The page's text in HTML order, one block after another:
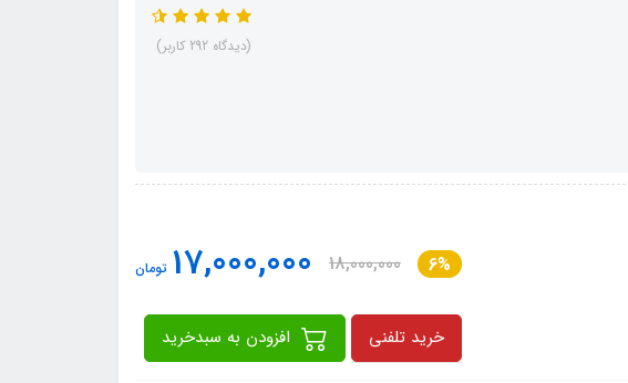
(دیدگاه 292 کاربر)
6%
18,000,000
17,000,000 تومان
خرید تلفنی